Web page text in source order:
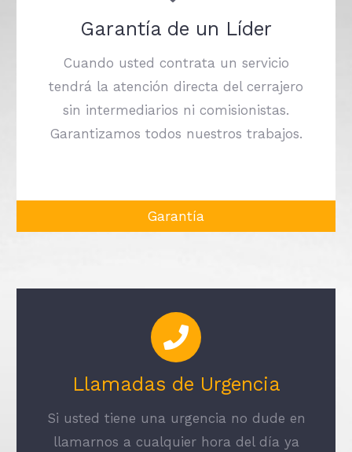
Garantía de un Líder
Cuando usted contrata un servicio
tendrá la atención directa del cerrajero
sin intermediarios ni comisionistas.
Garantizamos todos nuestros trabajos.
Garantía
Llamadas de Urgencia
Si usted tiene una urgencia no dude en
llamarnos a cualquier hora del día ya